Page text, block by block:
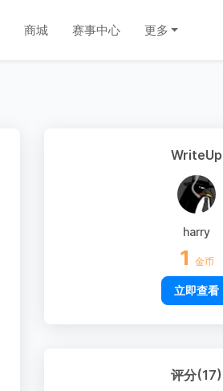
商城 赛事中心 更多
WriteUp
harry
1 金币
立即查看
评分(17)